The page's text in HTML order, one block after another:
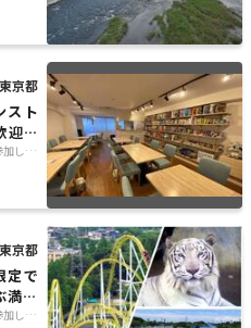
東京都
スト
迎体
加しや
東京都
定で
満喫
加しや